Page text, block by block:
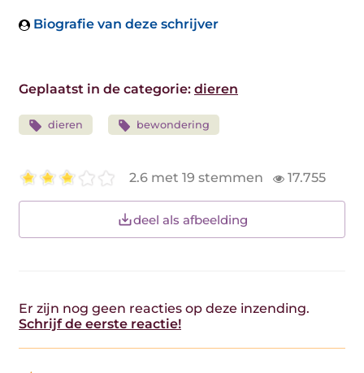
Biografie van deze schrijver
Geplaatst in de categorie: dieren
dieren bewondering
2.6 met 19 stemmen 17.755
deel als afbeelding
Er zijn nog geen reacties op deze inzending.
Schrijf de eerste reactie!